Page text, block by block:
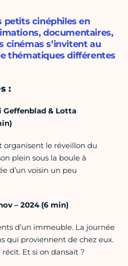
petits cinéphiles en
documentaires,
cinémas s’invitent au
thématiques différentes
:
Geffenblad & Lotta
organisent le réveillon du
plein sous la boule à
d’un voisin un peu
– 2024 (6 min)
d’un immeuble. La journée
qui proviennent de chez eux.
Et si on dansait ?